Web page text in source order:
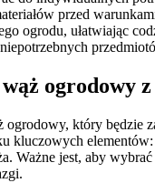
przed
ogrodu, ułatwiając
ogrodowy
który będzie
kluczowych
Ważne jest, aby